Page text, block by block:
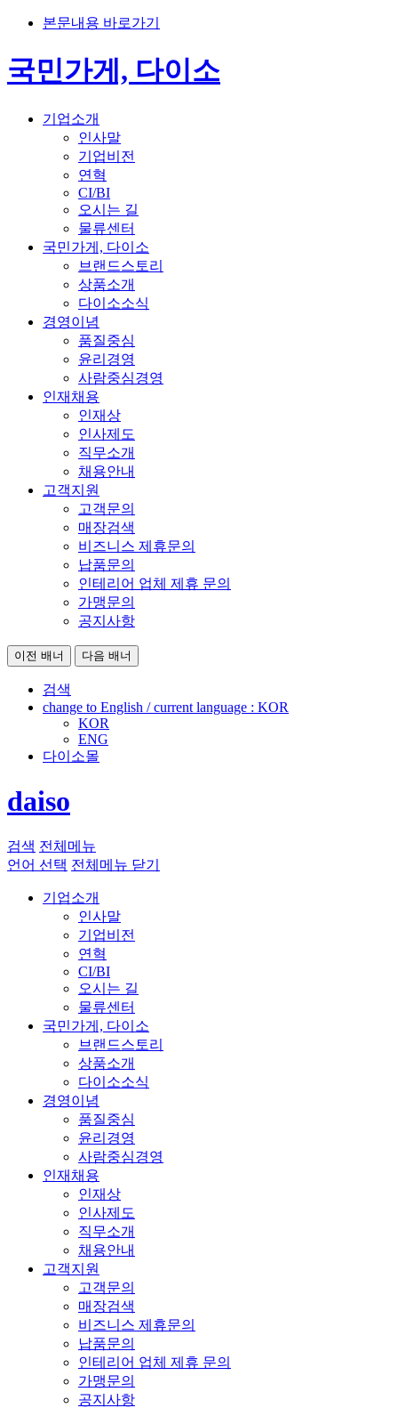
본문내용 바로가기
국민가게, 다이소
기업소개
인사말
기업비전
연혁
CI/BI
오시는 길
물류센터
국민가게, 다이소
브랜드스토리
상품소개
다이소소식
경영이념
품질중심
윤리경영
사람중심경영
인재채용
인재상
인사제도
직무소개
채용안내
고객지원
고객문의
매장검색
비즈니스 제휴문의
납품문의
인테리어 업체 제휴 문의
가맹문의
공지사항
이전 배너 다음 배너
검색
change to English / current language : KOR
KOR
ENG
다이소몰
daiso
검색 전체메뉴
언어 선택 전체메뉴 닫기
기업소개
인사말
기업비전
연혁
CI/BI
오시는 길
물류센터
국민가게, 다이소
브랜드스토리
상품소개
다이소소식
경영이념
품질중심
윤리경영
사람중심경영
인재채용
인재상
인사제도
직무소개
채용안내
고객지원
고객문의
매장검색
비즈니스 제휴문의
납품문의
인테리어 업체 제휴 문의
가맹문의
공지사항